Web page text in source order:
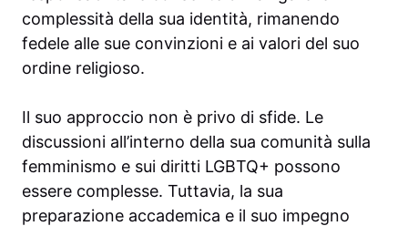
complessità della sua identità, rimanendo
fedele alle sue convinzioni e ai valori del suo
ordine religioso.
Il suo approccio non è privo di sfide. Le
discussioni all’interno della sua comunità sulla
femminismo e sui diritti LGBTQ+ possono
essere complesse. Tuttavia, la sua
preparazione accademica e il suo impegno